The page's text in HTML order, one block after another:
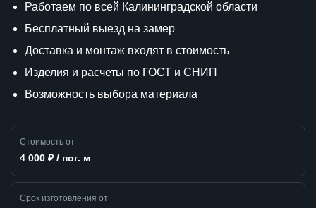
Работаем по всей Калининградской области
Бесплатный выезд на замер
Доставка и монтаж входят в стоимость
Изделия и расчеты по ГОСТ и СНИП
Возможность выбора материала
Стоимость от
4 000 ₽ / пог. м
Срок изготовления от